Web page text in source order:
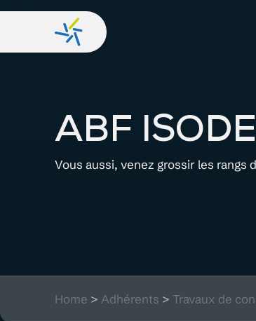
ABF
Vous aussi, venez grossir les rangs
Home > Adhérents > Travaux de